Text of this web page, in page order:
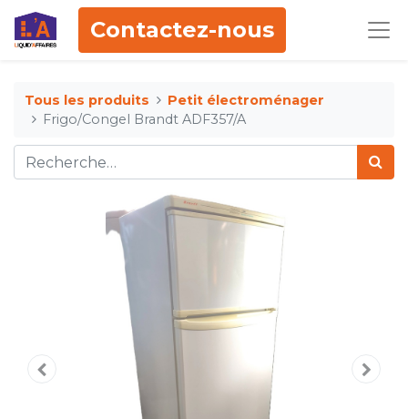
Contactez-nous
Tous les produits
Petit électroménager
Frigo/Congel Brandt ADF357/A